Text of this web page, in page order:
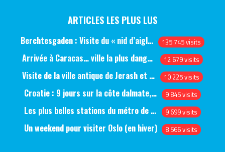
ARTICLES LES PLUS LUS
Berchtesgaden : Visite du « nid d’aigle » et des bunkers d’Hitler 135 745 visits
Arrivée à Caracas… ville la plus dangereuse du monde (jour 1) 12 679 visits
Visite de la ville antique de Jerash et du château d’Ajlun (jour 1) 10 225 visits
Croatie : 9 jours sur la côte dalmate, de Split à Dubrovnik, en passant par Hvar et Mjlet 9 845 visits
Les plus belles stations du métro de Saint-Pétersbourg 9 699 visits
Un weekend pour visiter Oslo (en hiver) 8 566 visits